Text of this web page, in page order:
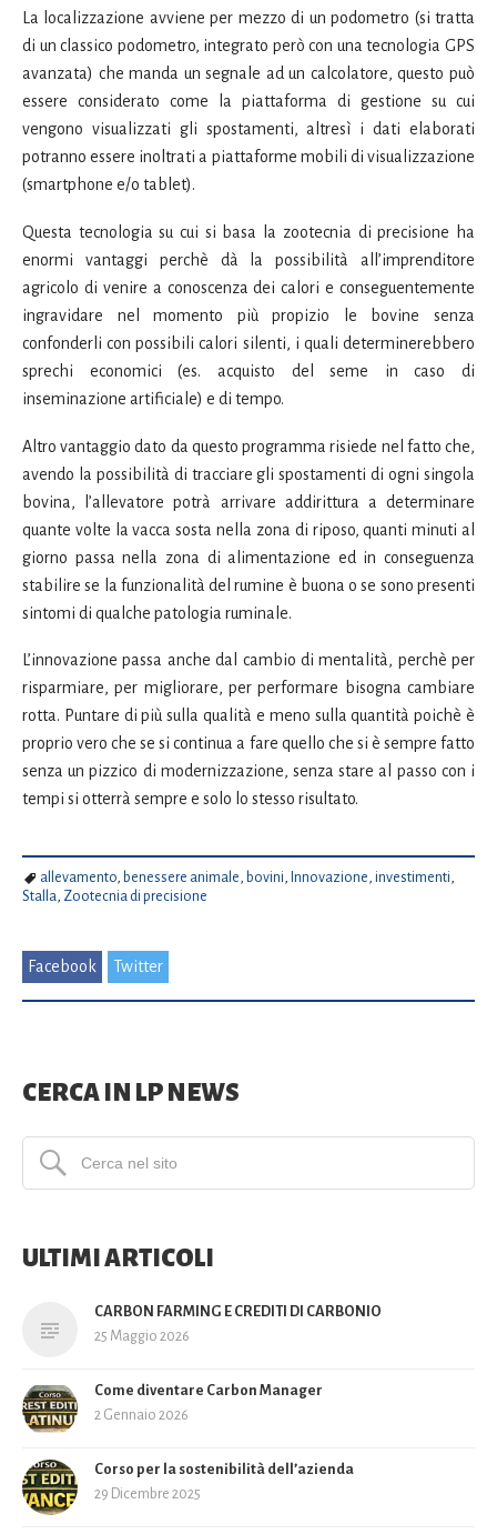
La localizzazione avviene per mezzo di un podometro (si tratta
di un classico podometro, integrato però con una tecnologia GPS
avanzata) che manda un segnale ad un calcolatore, questo può
essere considerato come la piattaforma di gestione su cui
vengono visualizzati gli spostamenti, altresì i dati elaborati
potranno essere inoltrati a piattaforme mobili di visualizzazione
(smartphone e/o tablet).
Questa tecnologia su cui si basa la zootecnia di precisione ha
enormi vantaggi perchè dà la possibilità all’imprenditore
agricolo di venire a conoscenza dei calori e conseguentemente
ingravidare nel momento più propizio le bovine senza
confonderli con possibili calori silenti, i quali determinerebbero
sprechi economici (es. acquisto del seme in caso di
inseminazione artificiale) e di tempo.
Altro vantaggio dato da questo programma risiede nel fatto che,
avendo la possibilità di tracciare gli spostamenti di ogni singola
bovina, l’allevatore potrà arrivare addirittura a determinare
quante volte la vacca sosta nella zona di riposo, quanti minuti al
giorno passa nella zona di alimentazione ed in conseguenza
stabilire se la funzionalità del rumine è buona o se sono presenti
sintomi di qualche patologia ruminale.
L’innovazione passa anche dal cambio di mentalità, perchè per
risparmiare, per migliorare, per performare bisogna cambiare
rotta. Puntare di più sulla qualità e meno sulla quantità poichè è
proprio vero che se si continua a fare quello che si è sempre fatto
senza un pizzico di modernizzazione, senza stare al passo con i
tempi si otterrà sempre e solo lo stesso risultato.
allevamento, benessere animale , bovini , Innovazione , investimenti ,
Stalla , Zootecnia di precisione
Facebook Twitter
CERCA IN LP NEWS
ULTIMI ARTICOLI
CARBON FARMING E CREDITI DI CARBONIO
25 Maggio 2026
Come diventare Carbon Manager
2 Gennaio 2026
Corso per la sostenibilità dell’azienda
29 Dicembre 2025